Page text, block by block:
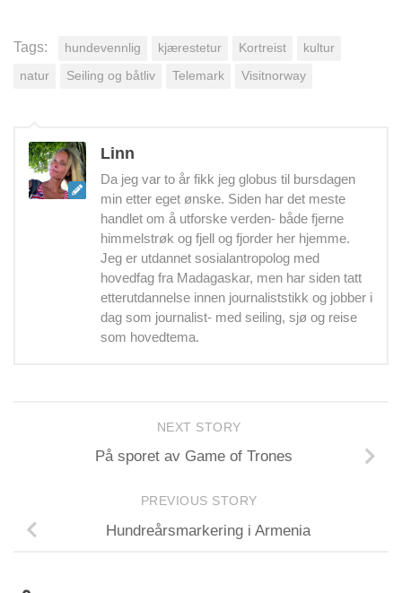
Tags: hundevennlig kjærestetur Kortreist kultur
natur Seiling og båtliv Telemark Visitnorway
Linn
Da jeg var to år fikk jeg globus til bursdagen
min etter eget ønske. Siden har det meste
handlet om å utforske verden- både fjerne
himmelstrøk og fjell og fjorder her hjemme.
Jeg er utdannet sosialantropolog med
hovedfag fra Madagaskar, men har siden tatt
etterutdannelse innen journaliststikk og jobber i
dag som journalist- med seiling, sjø og reise
som hovedtema.
NEXT STORY
På sporet av Game of Trones
PREVIOUS STORY
Hundreårsmarkering i Armenia